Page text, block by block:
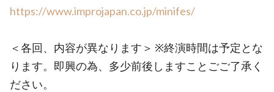
https://www.improjapan.co.jp/minifes/
＜各回、内容が異なります＞ ※終演時間は予定とな
ります。即興の為、多少前後しますことごご了承く
ださい。